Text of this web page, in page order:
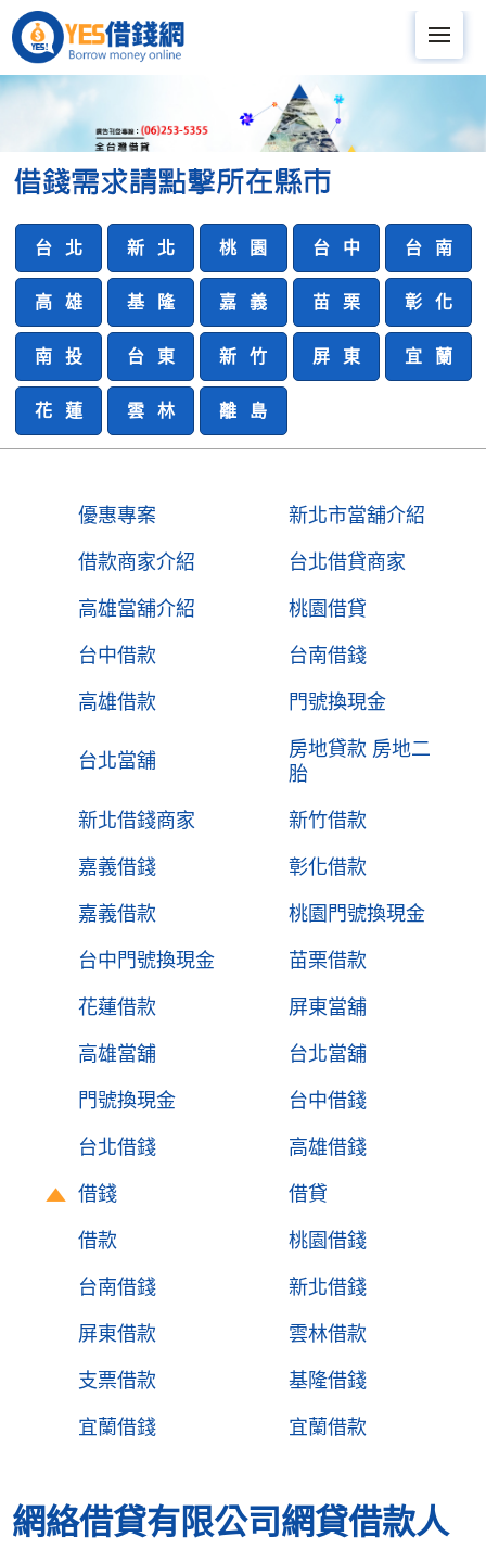
台 北 新 北 桃 園 台 中 台 南
高 雄 基 隆 嘉 義 苗 栗 彰 化
南 投 台 東 新 竹 屏 東 宜 蘭
花 蓮 雲 林 離 島
優惠專案 新北市當舖介紹
借款商家介紹 台北借貸商家
高雄當舖介紹 桃園借貸
台中借款 台南借錢
高雄借款 門號換現金
台北當舖
房地貸款 房地二
胎
新北借錢商家 新竹借款
嘉義借錢 彰化借款
嘉義借款 桃園門號換現金
台中門號換現金 苗栗借款
花蓮借款 屏東當舖
高雄當舖 台北當舖
門號換現金 台中借錢
台北借錢 高雄借錢
借錢 借貸
借款 桃園借錢
台南借錢 新北借錢
屏東借款 雲林借款
支票借款 基隆借錢
宜蘭借錢 宜蘭借款
網絡借貸有限公司網貸借款人